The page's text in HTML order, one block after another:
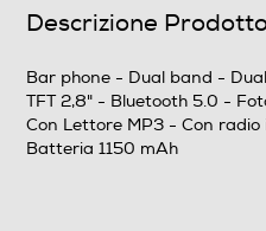
Touchscreen
Descrizione Prodotto
Bar phone - Dual band -
TFT 2,8" - Bluetooth 5.0 -
Con Lettore MP3 - Con
Batteria 1150 mAh